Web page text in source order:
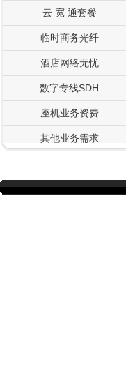
云 宽 通套餐
临时商务光纤
酒店网络无忧
数字专线SDH
座机业务资费
其他业务需求